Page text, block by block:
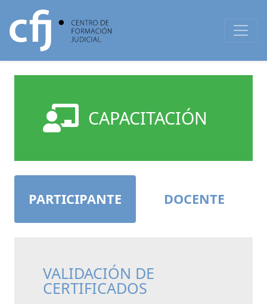
CAPACITACIÓN
PARTICIPANTE DOCENTE
VALIDACIÓN DE
CERTIFICADOS